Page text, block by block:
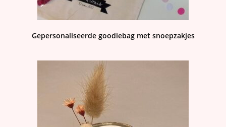
Gepersonaliseerde goodiebag met snoepzakjes